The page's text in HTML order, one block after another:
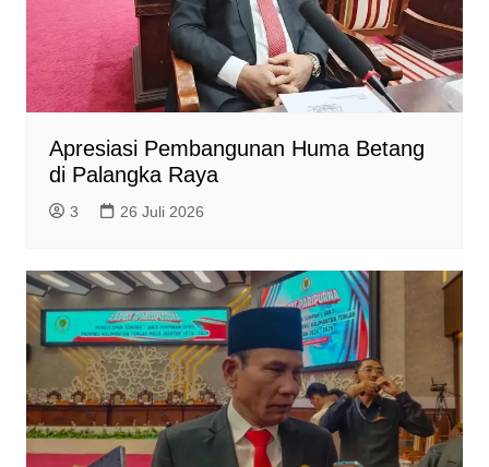
Apresiasi Pembangunan Huma Betang
di Palangka Raya
3 26 Juli 2026